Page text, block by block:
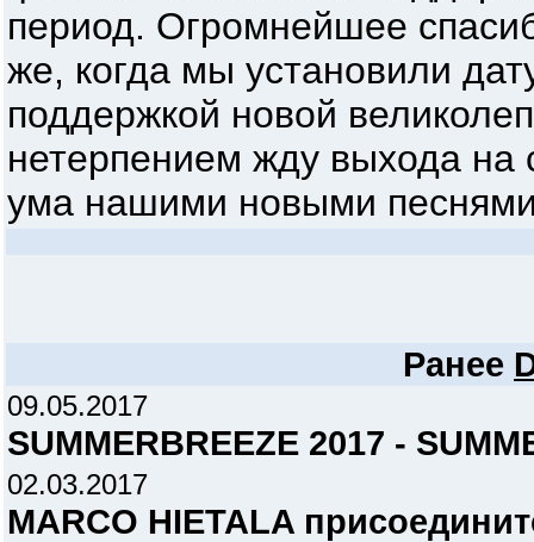
период. Огромнейшее
же, когда мы установили
поддержкой новой
нетерпением жду выхода на
ума нашими новыми
Ранее
09.05.2017
SUMMERBREEZE 2017 -
02.03.2017
MARCO HIETALA